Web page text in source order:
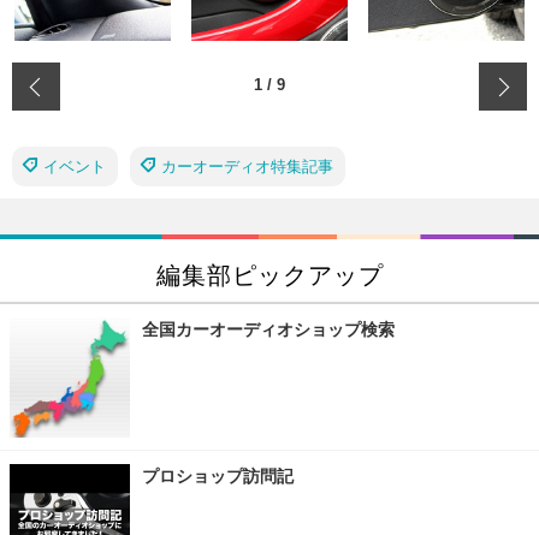
1 / 9
イベント カーオーディオ特集記事
編集部ピックアップ
全国カーオーディオショップ検索
プロショップ訪問記